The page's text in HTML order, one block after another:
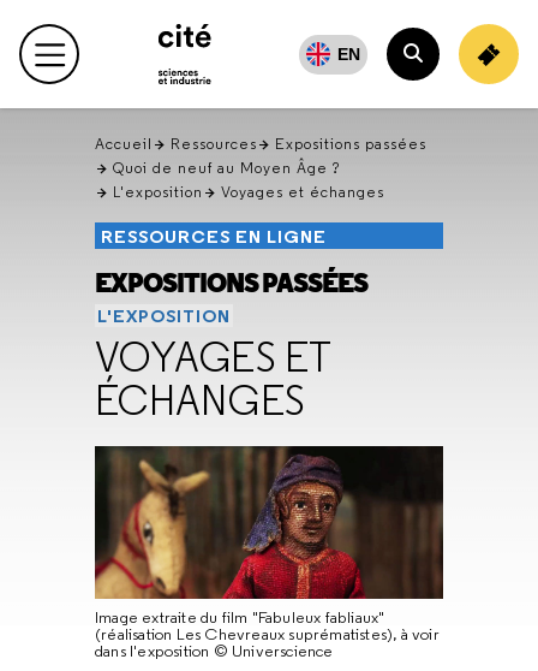
en
haut Menu principal EN
Rechercher
Accueil Ressources
Expositions passées
Quoi de neuf au Moyen Âge ?
L'exposition
Voyages et échanges
RESSOURCES EN LIGNE
EXPOSITIONS PASSÉES
L'EXPOSITION
VOYAGES ET
ÉCHANGES
Image extraite du film "Fabuleux fabliaux"
(réalisation Les Chevreaux suprématistes), à voir
dans l'exposition © Universcience